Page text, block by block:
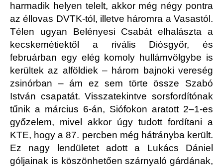
harmadik helyen telelt, akkor még négy pontra
az éllovas DVTK-tól, illetve háromra a Vasastól.
Télen ugyan Belényesi Csabát elhalászta a
kecskemétiektől a rivális Diósgyőr, és
februárban egy elég komoly hullámvölgybe is
kerültek az alföldiek – három bajnoki vereség
zsinórban – ám ez sem törte össze Szabó
István csapatát. Visszatekintve sorsfordítónak
tűnik a március 6-án, Siófokon aratott 2–1-es
győzelem, mivel akkor úgy tudott fordítani a
KTE, hogy a 87. percben még hátrányba került.
Ez nagy lendületet adott a Lukács Dániel
góljainak is köszönhetően szárnyaló gárdának,